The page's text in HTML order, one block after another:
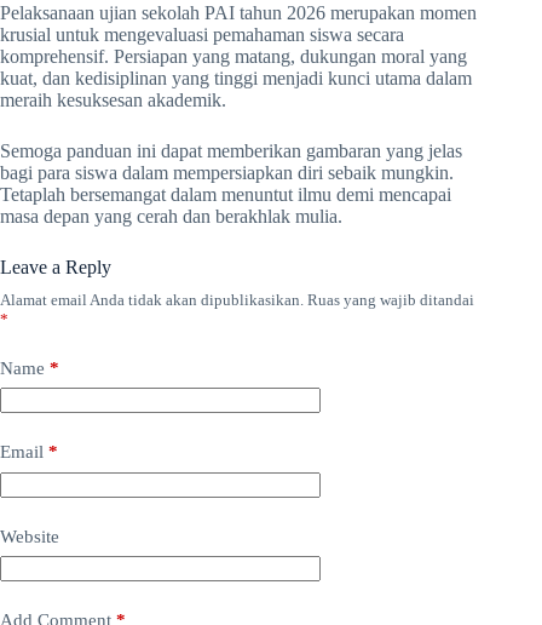
Pelaksanaan ujian sekolah PAI tahun 2026 merupakan momen
krusial untuk mengevaluasi pemahaman siswa secara
komprehensif. Persiapan yang matang, dukungan moral yang
kuat, dan kedisiplinan yang tinggi menjadi kunci utama dalam
meraih kesuksesan akademik.
Semoga panduan ini dapat memberikan gambaran yang jelas
bagi para siswa dalam mempersiapkan diri sebaik mungkin.
Tetaplah bersemangat dalam menuntut ilmu demi mencapai
masa depan yang cerah dan berakhlak mulia.
Leave a Reply
Alamat email Anda tidak akan dipublikasikan. Ruas yang wajib ditandai
*
Name *
Email *
Website
Add Comment *